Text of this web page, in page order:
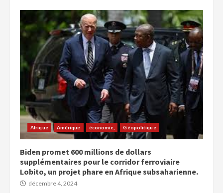
Afrique Amérique économie, Géopolitique
Biden promet 600 millions de dollars
supplémentaires pour le corridor ferroviaire
Lobito, un projet phare en Afrique subsaharienne.
décembre 4, 2024